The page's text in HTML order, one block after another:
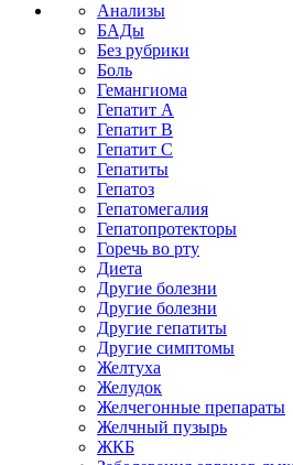
Анализы
БАДы
Без рубрики
Боль
Гемангиома
Гепатит A
Гепатит B
Гепатит C
Гепатиты
Гепатоз
Гепатомегалия
Гепатопротекторы
Горечь во рту
Диета
Другие болезни
Другие болезни
Другие гепатиты
Другие симптомы
Желтуха
Желудок
Желчегонные препараты
Желчный пузырь
ЖКБ